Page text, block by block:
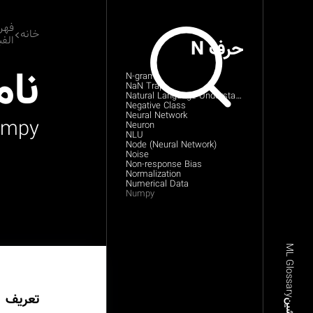
ML Glossary
حرف N
N-gram
NaN Trap
Natural Language Understanding
Negative Class
Neural Network
Neuron
NLU
Node (Neural Network)
Noise
Non-response Bias
Normalization
Numerical Data
Numpy
خانه
تعریف